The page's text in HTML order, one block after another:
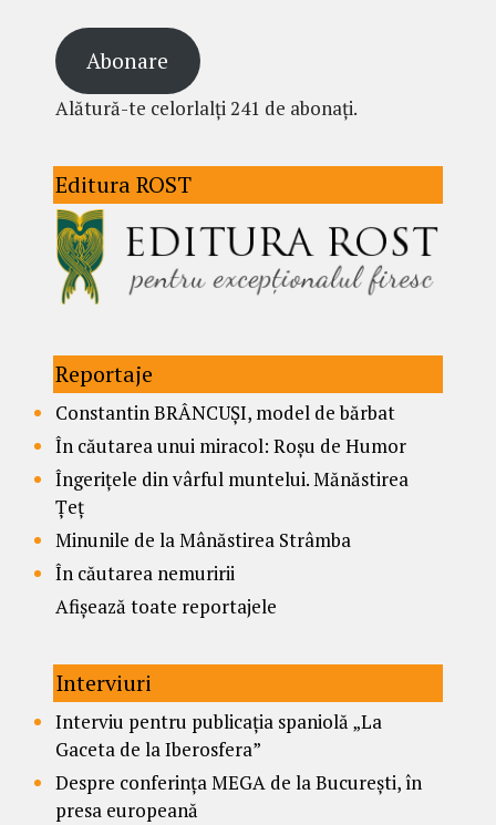
Abonare
Alătură-te celorlalți 241 de abonați.
Editura ROST
Reportaje
Constantin BRÂNCUȘI, model de bărbat
În căutarea unui miracol: Roșu de Humor
Îngerițele din vârful muntelui. Mănăstirea
Țeț
Minunile de la Mânăstirea Strâmba
În căutarea nemuririi
Afișează toate reportajele
Interviuri
Interviu pentru publicația spaniolă „La
Gaceta de la Iberosfera”
Despre conferința MEGA de la București, în
presa europeană